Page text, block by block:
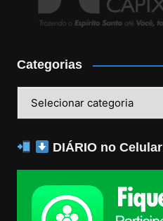
Categorias
DIÁRIO no Celular